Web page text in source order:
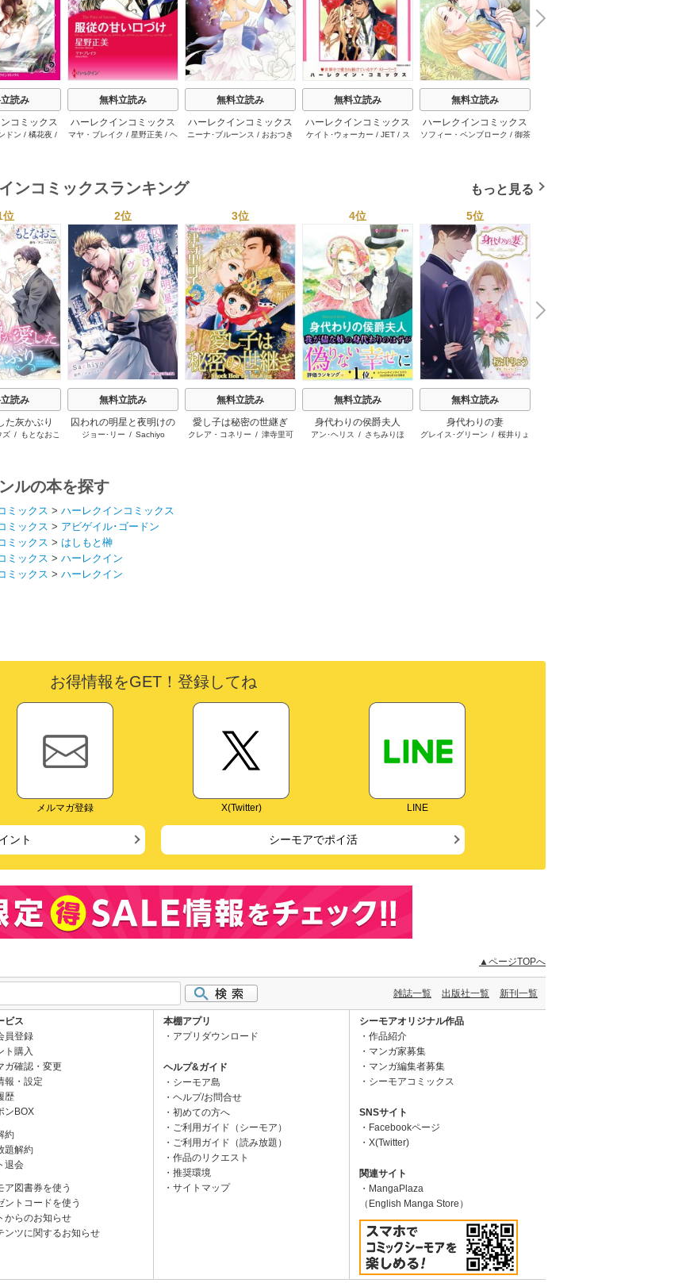
読み
コミックス
年 vol.1064
ドン / 橘花夜 /
無料立読み
ハーレクインコミックス
セット 2026年 vol.1002
マヤ・ブレイク / 星野正美 / ヘ
無料立読み
ハーレクインコミックス
セット 2026年 vol.1063
ニーナ･ブルーンス / おおつき
無料立読み
ハーレクインコミックス
セット 2026年 vol.1001
ケイト･ウォーカー / JET/ ス
無料立読み
ハーレクインコミックス
セット 2026年 vol.1062
ソフィー・ペンブローク / 御茶
一ノ関りん子
N
e
x
t
ンコミックスランキング もっと見る
位
読み
た灰かぶり
ズ / もとなおこ
2位
無料立読み
囚われの明星と夜明けの
シュヴァリエ
ジョー･リー / Sachiyo
3位
無料立読み
愛し子は秘密の世継ぎ
クレア・コネリー / 津寺里可
4位
無料立読み
身代わりの侯爵夫人
アン･ヘリス / さちみりほ
5位
無料立読み
身代わりの妻
グレイス･グリーン / 桜井りょ
N
e
x
t
ルの本を探す
ミックス > ハーレクインコミックス
ミックス > アビゲイル･ゴードン
ミックス > はしもと榊
ミックス > ハーレクイン
ミックス > ハーレクイン
お得情報をGET！登録してね
メルマガ登録 X(Twitter) LINE
ント シーモアでポイ活
▲ページTOPへ
雑誌一覧 出版社一覧 新刊一覧
ビス
員登録
ト購入
ガ確認・変更
報・設定
歴
ンBOX
約
題解約
退会
ア図書券を使う
ントコードを使う
からのお知らせ
ンツに関するお知らせ
本棚アプリ
アプリダウンロード
ヘルプ&ガイド
シーモア島
ヘルプ/お問合せ
初めての方へ
ご利用ガイド（シーモア）
ご利用ガイド（読み放題）
作品のリクエスト
推奨環境
サイトマップ
シーモアオリジナル作品
作品紹介
マンガ家募集
マンガ編集者募集
シーモアコミックス
SNSサイト
Facebookページ
X(Twitter)
関連サイト
MangaPlaza
（English Manga Store）